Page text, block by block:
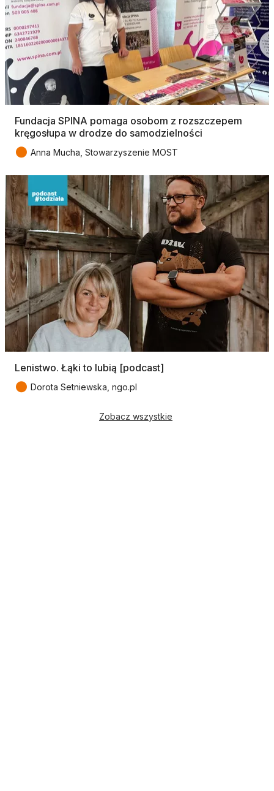
Fundacja SPINA pomaga osobom z rozszczepem
kręgosłupa w drodze do samodzielności
● Anna Mucha, Stowarzyszenie MOST
Lenistwo. Łąki to lubią [podcast]
● Dorota Setniewska, ngo.pl
Zobacz wszystkie